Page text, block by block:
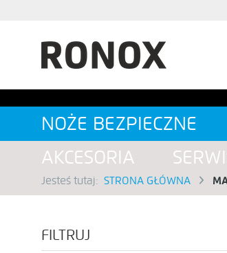
NOŻE BEZPIECZNE
AKCESORIA
Jesteś tutaj: STRONA GŁÓWNA
FILTRUJ